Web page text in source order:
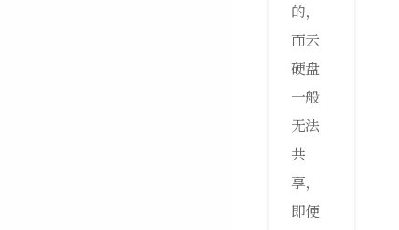
的，
而云
硬盘
一般
无法
共
享，
即便